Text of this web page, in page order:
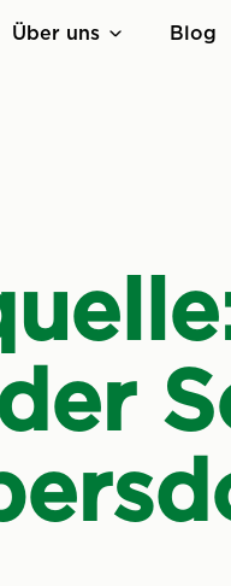
Über uns Blog